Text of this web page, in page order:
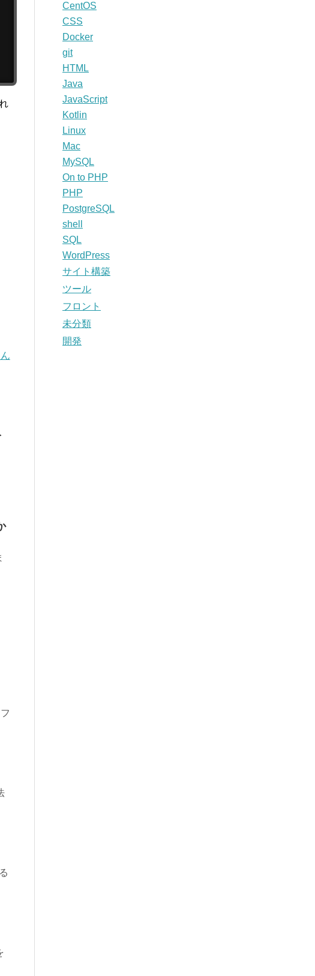
CentOS
CSS
Docker
git
HTML
Java
JavaScript
Kotlin
Linux
Mac
MySQL
On to PHP
PHP
PostgreSQL
shell
SQL
WordPress
サイト構築
ツール
フロント
未分類
開発